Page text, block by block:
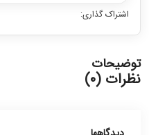
اشتراک گذاری:
توضیحات
نظرات (0)